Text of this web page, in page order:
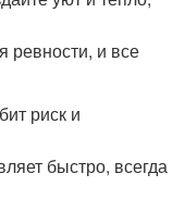
ревности, и все
риск и
быстро, всегда